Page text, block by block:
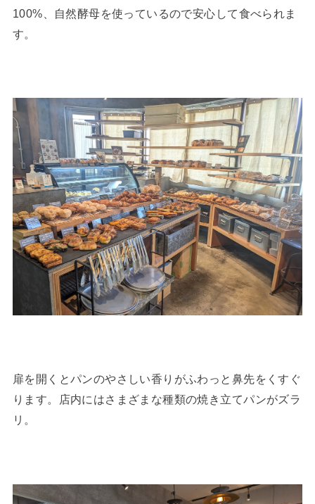
100%、自然酵母を使っているので安心して食べられま
す。
扉を開くとパンのやさしい香りがふわっと鼻先をくすぐ
ります。店内にはさまざまな種類の焼き立てパンがズラ
リ。